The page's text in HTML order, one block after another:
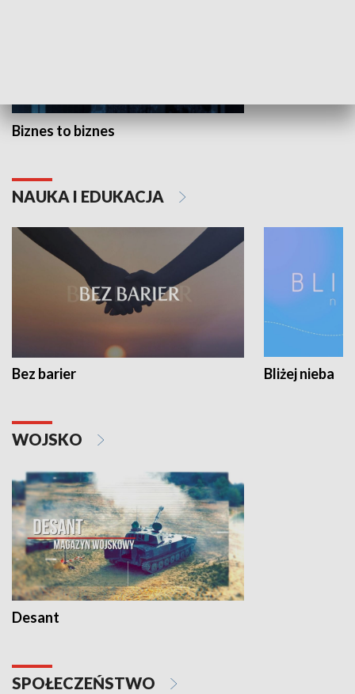
Biznes to biznes
NAUKA I EDUKACJA
Bez barier Bliżej nieba
WOJSKO
Desant
SPOŁECZEŃSTWO